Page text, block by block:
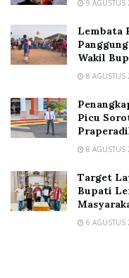
9 AGUSTUS
Lembata
Wakil
8 AGUSTUS
Picu
8 AGUSTUS
Target
Bupati
6 AGUSTUS